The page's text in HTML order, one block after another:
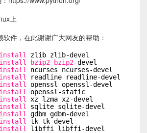
上
件，在此谢谢广大网友的帮助：
install
zlib zlib-devel
install bzip2 bzip2-devel
install
ncurses ncurses-devel
install
readline readline-devel
install
openssl openssl-devel
install
openssl-static
install
xz lzma xz-devel
install
sqlite sqlite-devel
install
gdbm gdbm-devel
install
tk tk-devel
install libffi libffi-devel